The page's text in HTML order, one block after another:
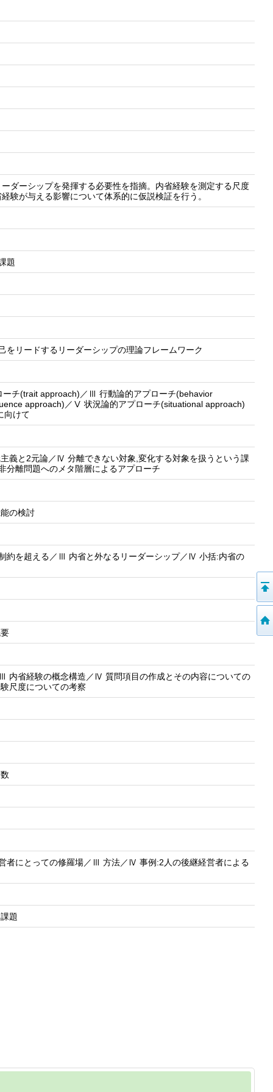
ダーシップを発揮する必要性を指摘。内省経験を測定する尺度
験が与える影響について体系的に仮説検証を行う。
題
リードするリーダーシップの理論フレームワーク
チ(trait approach)／Ⅲ 行動論的アプローチ(behavior
approach)／Ⅴ 状況論的アプローチ(situational approach)
向けて
と2元論／Ⅳ 分離できない対象,変化する対象を扱うという課
離問題へのメタ階層によるアプローチ
の検討
約を超える／Ⅲ 内省と外なるリーダーシップ／Ⅳ 小括:内省の
省経験の概念構造／Ⅳ 質問項目の作成とその内容についての
尺度についての考察
者にとっての修羅場／Ⅲ 方法／Ⅳ 事例:2人の後継経営者による
題